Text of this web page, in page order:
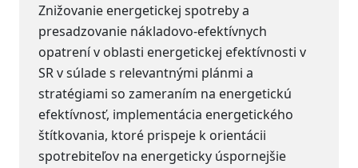
Znižovanie energetickej spotreby a
presadzovanie nákladovo-efektívnych
opatrení v oblasti energetickej efektívnosti v
SR v súlade s relevantnými plánmi a
stratégiami so zameraním na energetickú
efektívnosť, implementácia energetického
štítkovania, ktoré prispeje k orientácii
spotrebiteľov na energeticky úspornejšie